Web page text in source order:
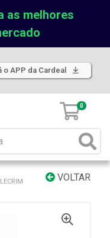
as melhores
o APP da Cardeal
0
VOLTAR